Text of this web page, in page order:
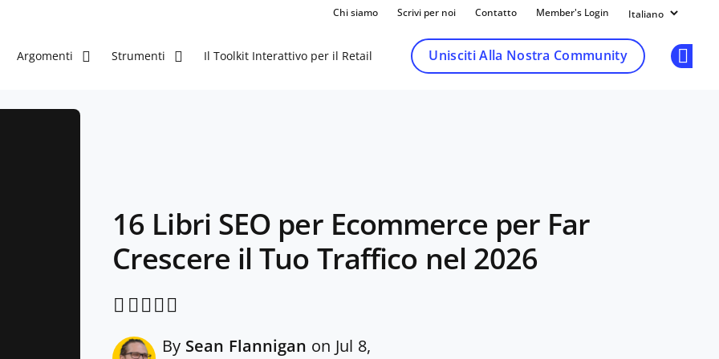
Chi siamo Scrivi per noi Contatto Member's Login
Argomenti Strumenti Il Toolkit Interattivo per il Retail Unisciti Alla Nostra Community
16 Libri SEO per Ecommerce per Far
Crescere il Tuo Traffico nel 2026
Share through Email
Print this page
Share on Pinterest
Share on Twitter
Share on Facebook
By Sean Flannigan on Jul 8,